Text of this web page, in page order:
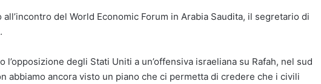
del World Economic Forum in Arabia Saudita, il segretario di
l’opposizione degli Stati Uniti a un’offensiva israeliana su Rafah, nel sud
abbiamo ancora visto un piano che ci permetta di credere che i civili